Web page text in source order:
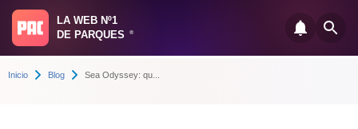
LA WEB Nº1
DE PARQUES
®
Inicio Blog Sea Odyssey: qu...